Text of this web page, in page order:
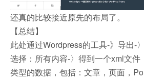
还真的比较接近原先的布局了。
【总结】
此处通过Wordpress的工具-》导出-
选择：所有内容-〉得到一个xml文件
类型的数据，包括：文章，页面，